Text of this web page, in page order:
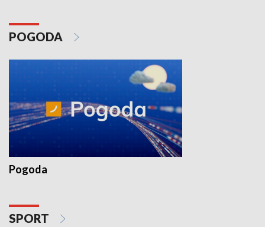
POGODA
Pogoda
SPORT